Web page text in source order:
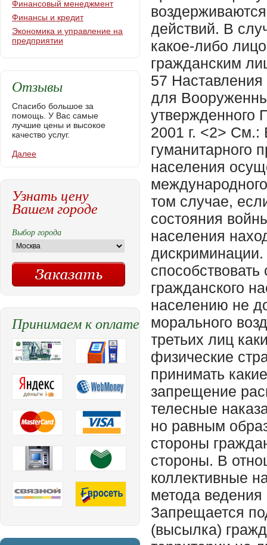
Финансовый менеджмент
Финансы и кредит
Экономика и управление на
предприятии
Отзывы
Спасибо большое за
помощь. У Вас самые
лучшие цены и высокое
качество услуг.
Далее
Узнать цену
Вашем городе
Выбор города
Принимаем к оплате